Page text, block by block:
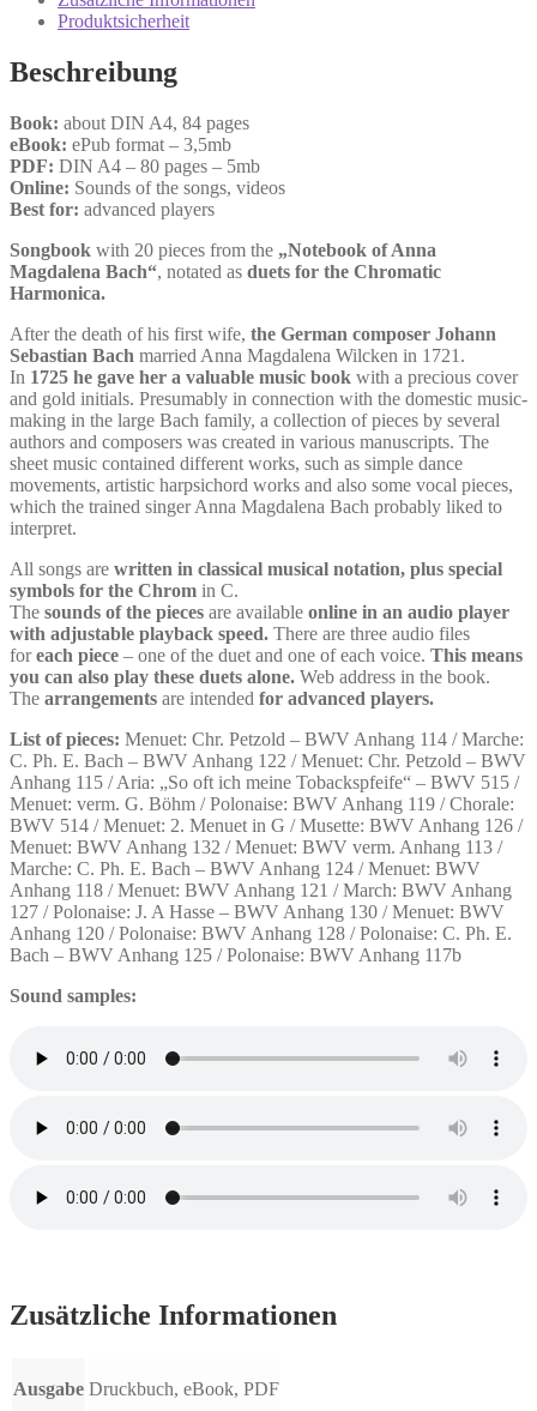
Duets
Harmonica
Produktsicherheit
Beschreibung
Book: about DIN A4, 84 pages
eBook: ePub format – 3,5mb
PDF: DIN A4 – 80 pages – 5mb
Online: Sounds of the songs, videos
Best for: advanced players
Songbook with 20 pieces from the „Notebook of Anna
Magdalena Bach“, notated as duets for the Chromatic
Harmonica.
After the death of his first wife, the German composer Johann
Sebastian Bach married Anna Magdalena Wilcken in 1721.
In 1725 he gave her a valuable music book with a precious cover
and gold initials. Presumably in connection with the domestic music-
making in the large Bach family, a collection of pieces by several
authors and composers was created in various manuscripts. The
sheet music contained different works, such as simple dance
movements, artistic harpsichord works and also some vocal pieces,
which the trained singer Anna Magdalena Bach probably liked to
interpret.
All songs are written in classical musical notation, plus special
symbols for the Chrom in C.
The sounds of the pieces are available online in an audio player
with adjustable playback speed. There are three audio files
foreach piece – one of the duet and one of each voice. This means
you can also play these duets alone. Web address in the book.
The arrangements are intended for advanced players.
List of pieces: Menuet: Chr. Petzold – BWV Anhang 114 / Marche:
C. Ph. E. Bach – BWV Anhang 122 / Menuet: Chr. Petzold – BWV
Anhang 115 / Aria: „So oft ich meine Tobackspfeife“ – BWV 515 /
Menuet: verm. G. Böhm / Polonaise: BWV Anhang 119 / Chorale:
BWV 514 / Menuet: 2. Menuet in G / Musette: BWV Anhang 126 /
Menuet: BWV Anhang 132 / Menuet: BWV verm. Anhang 113 /
Marche: C. Ph. E. Bach – BWV Anhang 124 / Menuet: BWV
Anhang 118 / Menuet: BWV Anhang 121 / March: BWV Anhang
127 / Polonaise: J. A Hasse – BWV Anhang 130 / Menuet: BWV
Anhang 120 / Polonaise: BWV Anhang 128 / Polonaise: C. Ph. E.
Bach – BWV Anhang 125 / Polonaise: BWV Anhang 117b
Sound samples:
Zusätzliche Informationen
Ausgabe Druckbuch, eBook, PDF